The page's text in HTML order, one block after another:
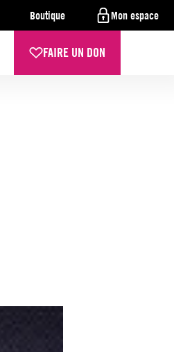
Boutique Mon espace
FAIRE UN DON